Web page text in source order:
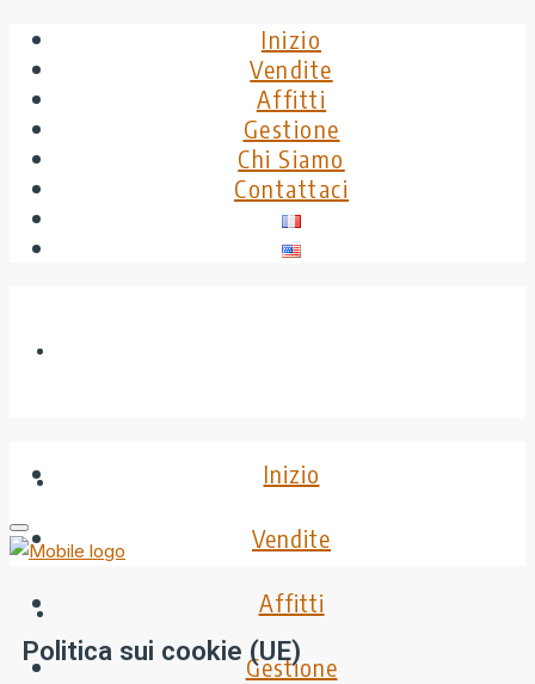
Inizio
Vendite
Affitti
Gestione
Chi Siamo
Contattaci
Inizio
Vendite
Affitti
Gestione
Politica sui cookie (UE)